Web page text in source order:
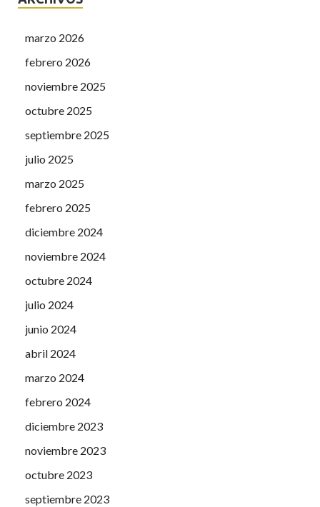
marzo 2026
febrero 2026
noviembre 2025
octubre 2025
septiembre 2025
julio 2025
marzo 2025
febrero 2025
diciembre 2024
noviembre 2024
octubre 2024
julio 2024
junio 2024
abril 2024
marzo 2024
febrero 2024
diciembre 2023
noviembre 2023
octubre 2023
septiembre 2023